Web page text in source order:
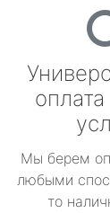
Мы берем
любыми
то